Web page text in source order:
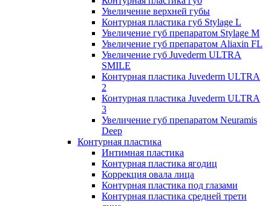
Увеличение верхней губы
Контурная пластика губ Stylage L
Увеличение губ препаратом Stylage M
Увеличение губ препаратом Aliaxin FL
Увеличение губ Juvederm ULTRA
SMILE
Контурная пластика Juvederm ULTRA
2
Контурная пластика Juvederm ULTRA
3
Увеличение губ препаратом Neuramis
Deep
Контурная пластика
Интимная пластика
Контурная пластика ягодиц
Коррекция овала лица
Контурная пластика под глазами
Контурная пластика средней трети